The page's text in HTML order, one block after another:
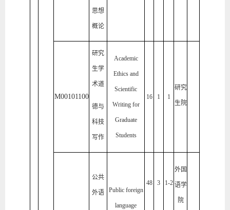
思想
概论
M00101100
研究
生学
术道
德与
科技
写作
Academic
Ethics and
Scientific
Writing for
Graduate
Students
16 1 1
研究
生院
公共
外语 Public foreign
language
48 3 1-2
外国
语学
院